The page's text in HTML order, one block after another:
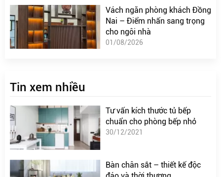
Vách ngăn phòng khách Đồng
Nai – Điểm nhấn sang trọng
cho ngôi nhà
01/08/2026
Tin xem nhiều
Tư vấn kích thước tủ bếp
chuẩn cho phòng bếp nhỏ
30/12/2021
Bàn chân sắt – thiết kế độc